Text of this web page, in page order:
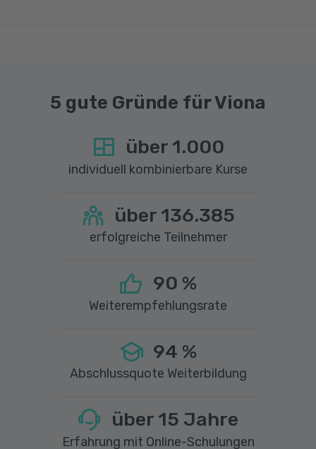
zurück, um innovative Lösungen zu finden und
zukunftsweisende Technologien
Die aktuelle Arbeitsmarktsituation für
ist äußerst positiv. Unternehmen erkennen
zunehmend den Wert von datengetriebenen
Entscheidungen, doch der Markt an
der Digitalisierung und der wachsenden
Bedeutung von Big Data steigt die Nachfrage
nach Fachkräften weiter an. Nutzen Sie die
und zukunftssicheren Arbeitsumfeld
erfolgreich Fuß zu fassen.
5 gute Gründe für Viona
über 1.000
individuell kombinierbare Kurse
über 136.385
erfolgreiche Teilnehmer
90 %
Weiterempfehlungsrate
94 %
Abschlussquote Weiterbildung
über 15 Jahre
Erfahrung mit Online-Schulungen